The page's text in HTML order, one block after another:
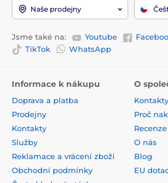
Naše prodejny
Jsme také na: Youtube
TikTok
WhatsApp
Informace k nákupu
Doprava a platba
Prodejny
Kontakty
Služby
Reklamace a vrácení zboží
Obchodní podmínky
O
Kontakty
Proč
Recenze
O nás
Blog
EU